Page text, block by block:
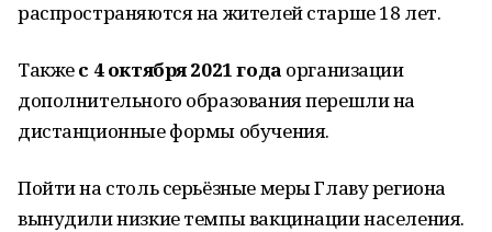
распространяются на жителей старше 18 лет.
Такжес 4 октября 2021 года организации
дополнительного образования перешли на
дистанционные формы обучения.
Пойти на столь серьёзные меры Главу региона
вынудили низкие темпы вакцинации населения.